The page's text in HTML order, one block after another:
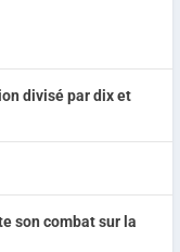
divisé par dix et
son combat sur la